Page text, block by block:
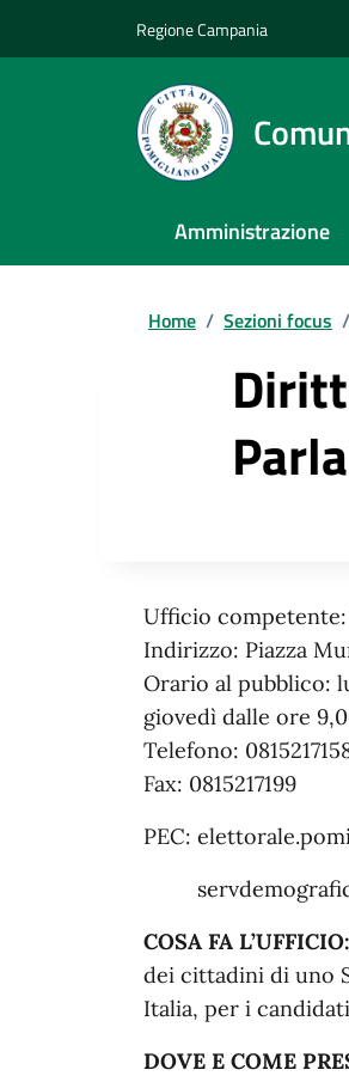
Regione Campania
Amministrazione
Home / Sezioni focus /
Ufficio
Indirizzo: Piazza
Orario al pubblico:
giovedì dalle ore
Telefono:
Fax: 0815217199
PEC:
COSA FA L’UFFICIO:
dei cittadini di uno
Italia, per i
DOVE E COME